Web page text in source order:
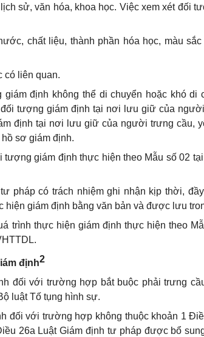
sử, văn hóa, khoa học. Việc xem xét đối
chất liệu, thành phần hóa học, màu
có liên quan.
định không thể di chuyển hoặc khó di
tượng giám định tại nơi lưu giữ của
định tại nơi lưu giữ của người trưng cầu,
sơ giám định.
tượng giám định thực hiện theo Mẫu số 02
pháp có trách nhiệm ghi nhận kịp thời,
hiện giám định bằng văn bản và được lưu
trình thực hiện giám định thực hiện theo
định2
đối với trường hợp bắt buộc phải trưng
luật Tố tụng hình sự.
đối với trường hợp không thuộc khoản 1
26a Luật Giám định tư pháp được bổ